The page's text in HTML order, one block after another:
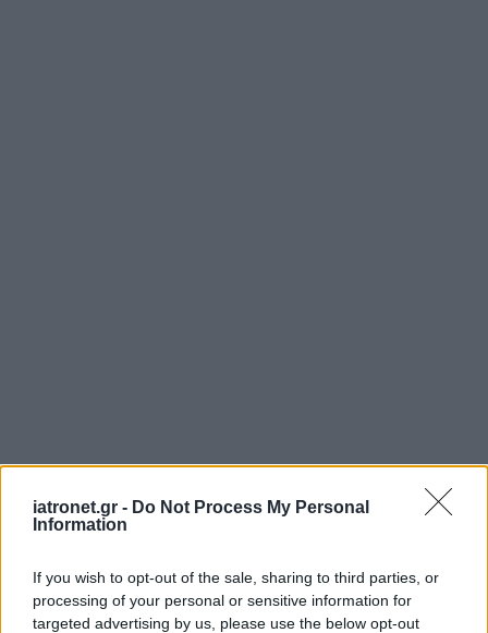
iatronet.gr - Do Not Process My Personal
Information
If you wish to opt-out of the sale, sharing to third parties, or
processing of your personal or sensitive information for
targeted advertising by us, please use the below opt-out